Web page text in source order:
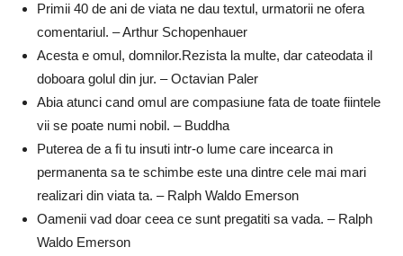
Primii 40 de ani de viata ne dau textul, urmatorii ne ofera
comentariul. – Arthur Schopenhauer
Acesta e omul, domnilor.Rezista la multe, dar cateodata il
doboara golul din jur. – Octavian Paler
Abia atunci cand omul are compasiune fata de toate fiintele
vii se poate numi nobil. – Buddha
Puterea de a fi tu insuti intr-o lume care incearca in
permanenta sa te schimbe este una dintre cele mai mari
realizari din viata ta. – Ralph Waldo Emerson
Oamenii vad doar ceea ce sunt pregatiti sa vada. – Ralph
Waldo Emerson